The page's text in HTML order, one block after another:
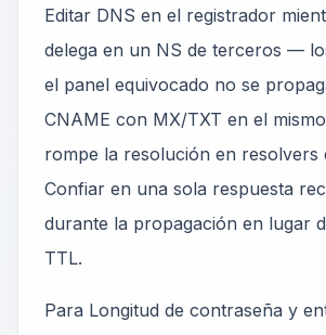
Editar DNS en el registrador
delega en un NS de terceros —
el panel equivocado no se
CNAME con MX/TXT en el
rompe la resolución en resolvers
Confiar en una sola respuesta
durante la propagación en lugar
TTL.
Para Longitud de contraseña y